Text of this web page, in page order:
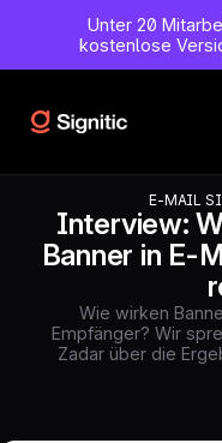
Unter 20
kostenlose
E-MAIL
Interview:
Banner in E-
Wie wirken
Empfänger? Wir
Zadar über die